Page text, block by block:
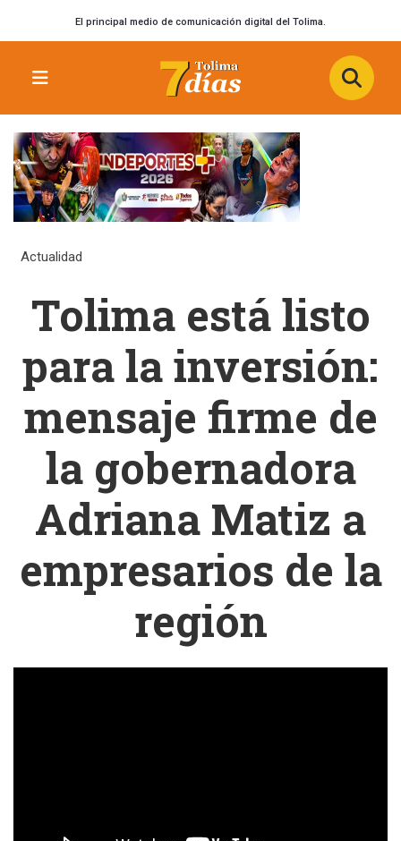
El principal medio de comunicación digital del Tolima.
Actualidad
Tolima está listo
para la inversión:
mensaje firme de
la gobernadora
Adriana Matiz a
empresarios de la
región